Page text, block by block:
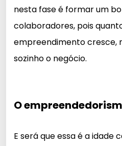
nesta fase é formar um
colaboradores, pois
empreendimento cresce,
sozinho o negócio.
O
E será que essa é a idade